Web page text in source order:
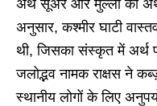
अर्थ सूअर और मुल्ला का
अनुसार, कश्मीर घाटी
थी, जिसका संस्कृत में अर्थ
जलोद्भव नामक राक्षस ने
स्थानीय लोगों के लिए